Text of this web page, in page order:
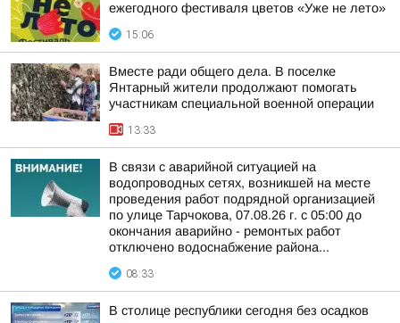
ежегодного фестиваля цветов «Уже не лето»
15:06
Вместе ради общего дела. В поселке
Янтарный жители продолжают помогать
участникам специальной военной операции
13:33
В связи с аварийной ситуацией на
водопроводных сетях, возникшей на месте
проведения работ подрядной организацией
по улице Тарчокова, 07.08.26 г. с 05:00 до
окончания аварийно - ремонтых работ
отключено водоснабжение района...
08:33
В столице республики сегодня без осадков